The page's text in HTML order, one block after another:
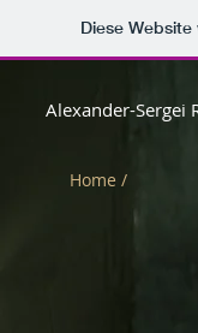
Diese
Alexander-Sergei
Home /